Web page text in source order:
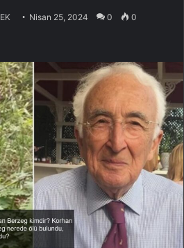
Nisan 25, 2024 0 0